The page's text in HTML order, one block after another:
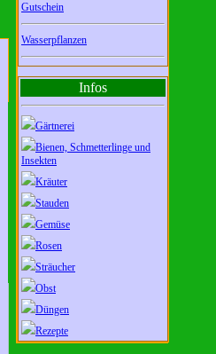
Gutschein
Wasserpflanzen
Infos
Gärtnerei
Bienen, Schmetterlinge und
Insekten
Kräuter
Stauden
Gemüse
Rosen
Sträucher
Obst
Düngen
Rezepte